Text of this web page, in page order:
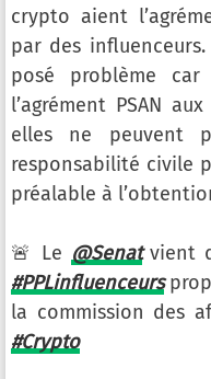
crypto aient
par des
posé problème
l’agrément PSAN
elles ne peuvent
responsabilité civile
préalable à
🚨 Le @Senatvient
#PPLinfluenceurs
la commission des
#Crypto